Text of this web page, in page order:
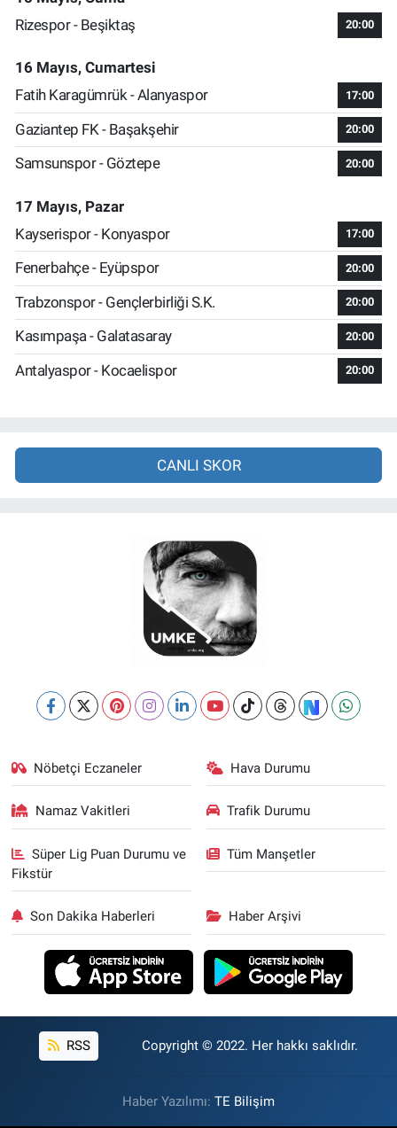
Rizespor - Beşiktaş
20:00
16 Mayıs, Cumartesi
Fatih Karagümrük - Alanyaspor
17:00
Gaziantep FK - Başakşehir 20:00
Samsunspor - Göztepe 20:00
17 Mayıs, Pazar
Kayserispor - Konyaspor
17:00
Fenerbahçe - Eyüpspor 20:00
Trabzonspor - Gençlerbirliği S.K. 20:00
Kasımpaşa - Galatasaray 20:00
Antalyaspor - Kocaelispor 20:00
CANLI SKOR
Nöbetçi Eczaneler Hava Durumu
Namaz Vakitleri Trafik Durumu
Süper Lig Puan Durumu ve
Fikstür
Tüm Manşetler
Son Dakika Haberleri Haber Arşivi
RSS Copyright © 2022. Her hakkı saklıdır.
Haber Yazılımı: TE Bilişim